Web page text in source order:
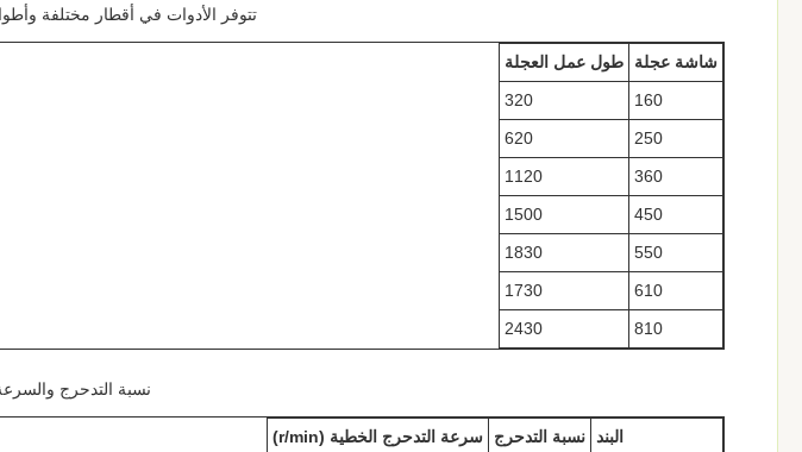
تتوفر الأدوات في أقطار مختلفة
شاشة عجلة
طول عمل العجلة
160
320
250
620
360
1120
450
1500
550
1830
610
1730
810
2430
نسبة التدحرج
البند نسبة التدحرج
سرعة التدحرج الخطية (r/min)